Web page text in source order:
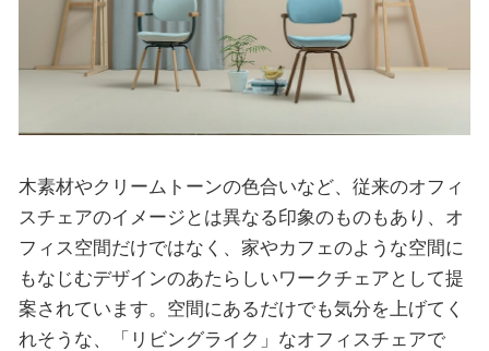
木素材やクリームトーンの色合いなど、従来のオフィ
スチェアのイメージとは異なる印象のものもあり、オ
フィス空間だけではなく、家やカフェのような空間に
もなじむデザインのあたらしいワークチェアとして提
案されています。空間にあるだけでも気分を上げてく
れそうな、「リビングライク」なオフィスチェアで